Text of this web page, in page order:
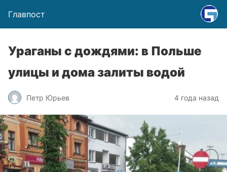
Главпост
Ураганы с дождями: в Польше
улицы и дома залиты водой
Петр Юрьев 4 года назад